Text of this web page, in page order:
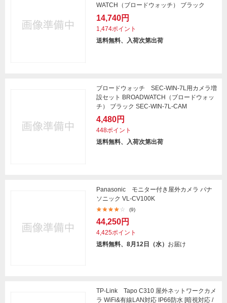
WATCH（ブロードウォッチ） ブラック
14,740円
1,474ポイント
送料無料、入荷次第出荷
ブロードウォッチ SEC-WIN-7L用カメラ増
設セット BROADWATCH（ブロードウォッ
チ） ブラック SEC-WIN-7L-CAM
4,480円
448ポイント
送料無料、入荷次第出荷
Panasonic モニター付き屋外カメラ パナ
ソニック VL-CV100K
(9)
44,250円
4,425ポイント
送料無料、8月12日（水） お届け
TP-Link Tapo C310 屋外ネットワークカメ
ラ WiFi&有線LAN対応 IP66防水 [暗視対応 /